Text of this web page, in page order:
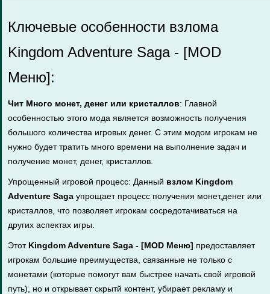
Ключевые особенности взлома
Kingdom Adventure Saga - [MOD
Меню]:
Чит Много монет, денег или кристаллов: Главной
особенностью этого мода является возможность получения
большого количества игровых денег. С этим модом игрокам не
нужно будет тратить много времени на выполнение задач и
получение монет, денег, кристаллов.
Упрощенный игровой процесс: Данный взлом Kingdom
Adventure Saga упрощает процесс получения монет,денег или
кристаллов, что позволяет игрокам сосредотачиваться на
других аспектах игры.
Этот Kingdom Adventure Saga - [MOD Меню] предоставляет
игрокам большие преимущества, связанные не только с
монетами (которые помогут вам быстрее начать свой игровой
путь), но и открывает скрытй контент, убирает рекламу и